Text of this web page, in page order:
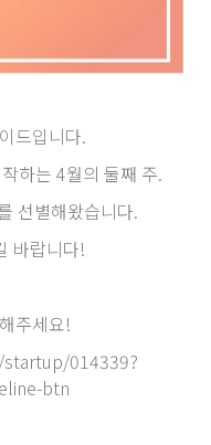
드입니다.
하는 4월의 둘째 주.
선별해왔습니다.
바랍니다!
주세요!
014339?
btn